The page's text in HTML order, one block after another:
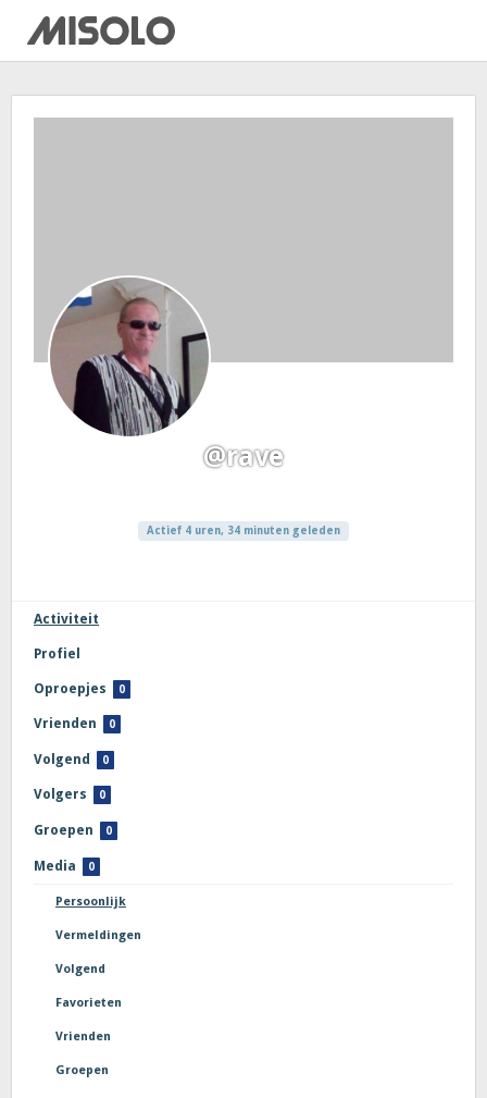
@rave
Actief 4 uren, 34 minuten geleden
Activiteit
Profiel
Oproepjes 0
Vrienden 0
Volgend 0
Volgers 0
Groepen 0
Media 0
Persoonlijk
Vermeldingen
Volgend
Favorieten
Vrienden
Groepen